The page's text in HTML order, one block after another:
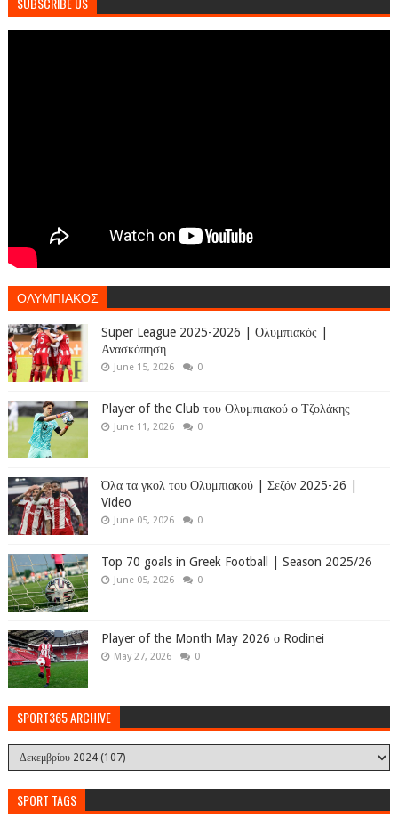
ΟΛΥΜΠΙΑΚΟΣ
Super League 2025-2026 | Ολυμπιακός |
Ανασκόπηση
June 15, 2026 0
Player of the Club του Ολυμπιακού ο Τζολάκης
June 11, 2026 0
Όλα τα γκολ του Ολυμπιακού | Σεζόν 2025-26 |
Video
June 05, 2026 0
Top 70 goals in Greek Football | Season 2025/26
June 05, 2026 0
Player of the Month May 2026 ο Rodinei
May 27, 2026 0
SPORT365 ARCHIVE
SPORT TAGS